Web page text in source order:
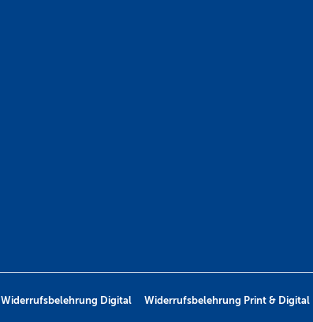
Widerrufsbelehrung Digital Widerrufsbelehrung Print & Digital